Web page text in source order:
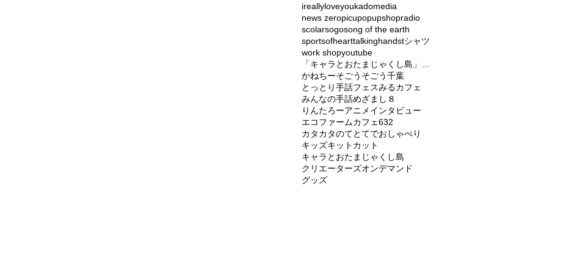
ireallyloveyoukadomedia
news zeropicupopupshopradio
scolarsogosong of the earth
sportsofhearttalkinghandstシャツ
work shopyoutube
かねちーそごう そごう千葉
とっとり手話フェスみるカフェ
みんなの手話めざまし８
りんたろーアニメインタビュー
エコファームカフェ632
カタカタのてとてでおしゃべり
キッズキットカット
キャラとおたまじゃくし島
クリエーターズオンデマンド
グッズ